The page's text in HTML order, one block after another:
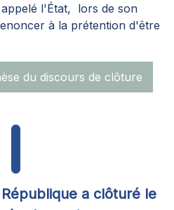
l'État, lors de son
à la prétention d'être
du discours de clôture
a clôturé le